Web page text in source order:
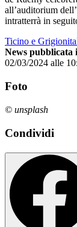
all’auditorium
intratterrà in
Ticino e
News pubblicata
02/03/2024 alle
Foto
© unsplash
Condividi